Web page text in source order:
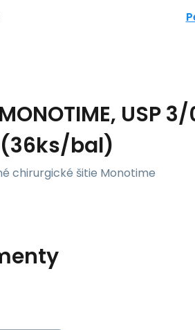
MONOTIME, USP
bal)
chirurgické šitie Monotime